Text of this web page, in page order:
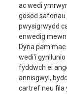
ac wedi
gosod safonau
pwysigrwydd
enwedig
Dyna pam
wedi'i
fyddwch ei
annisgwyl,
cartref neu fila
arall